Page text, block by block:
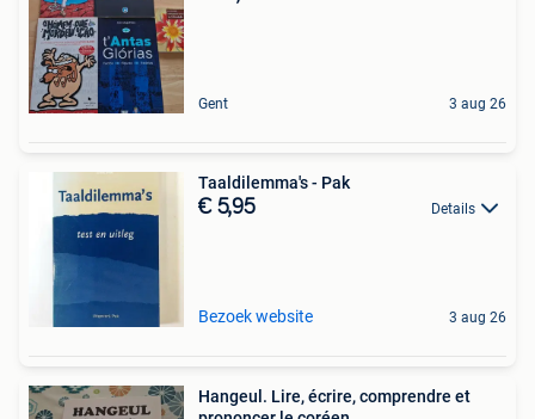
Gent 3 aug 26
Taaldilemma's - Pak
€ 5,95 Details
Bezoek website 3 aug 26
Hangeul. Lire, écrire, comprendre et